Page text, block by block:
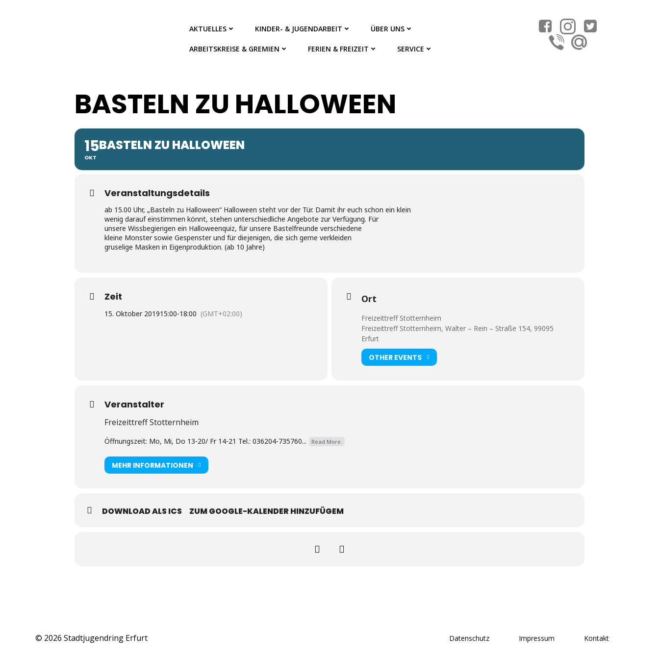
AKTUELLES KINDER- & JUGENDARBEIT ÜBER UNS
ARBEITSKREISE & GREMIEN FERIEN & FREIZEIT SERVICE
BASTELN ZU HALLOWEEN
15
OKT
BASTELN ZU HALLOWEEN
Veranstaltungsdetails
ab 15.00 Uhr, „Basteln zu Halloween“ Halloween steht vor der Tür. Damit ihr euch schon ein klein
wenig darauf einstimmen könnt, stehen unterschiedliche Angebote zur Verfügung. Für
unsere Wissbegierigen ein Halloweenquiz, für unsere Bastelfreunde verschiedene
kleine Monster sowie Gespenster und für diejenigen, die sich gerne verkleiden
gruselige Masken in Eigenproduktion. (ab 10 Jahre)
Zeit
15. Oktober 201915:00-18:00 (GMT+02:00)
Ort
Freizeittreff Stotternheim
Freizeittreff Stotternheim, Walter – Rein – Straße 154, 99095
Erfurt
OTHER EVENTS
Veranstalter
Freizeittreff Stotternheim
Öffnungszeit: Mo, Mi, Do 13-20/ Fr 14-21 Tel.: 036204-735760... Read More.
MEHR INFORMATIONEN
DOWNLOAD ALS ICS ZUM GOOGLE-KALENDER HINZUFÜGEM
© 2026 Stadtjugendring Erfurt Datenschutz Impressum Kontakt